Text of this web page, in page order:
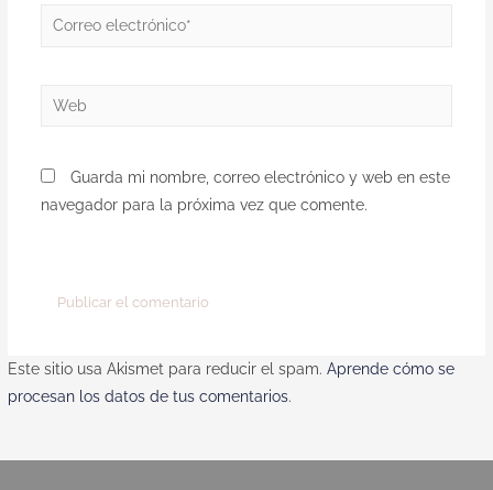
Guarda mi nombre, correo electrónico y web en este
navegador para la próxima vez que comente.
Este sitio usa Akismet para reducir el spam.Aprende cómo se
procesan los datos de tus comentarios.